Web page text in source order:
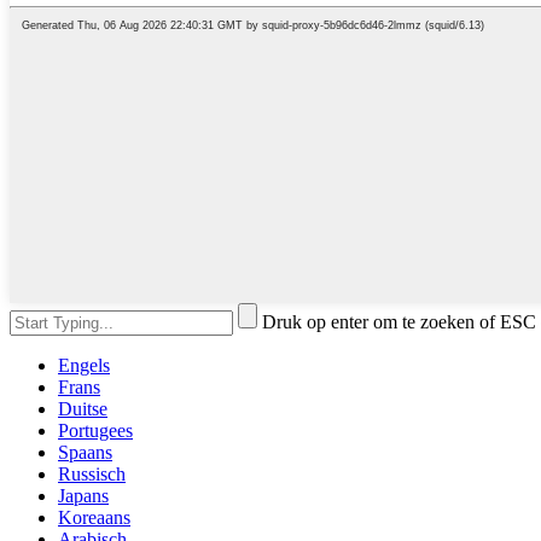
Druk op enter om te zoeken of ESC
Engels
Frans
Duitse
Portugees
Spaans
Russisch
Japans
Koreaans